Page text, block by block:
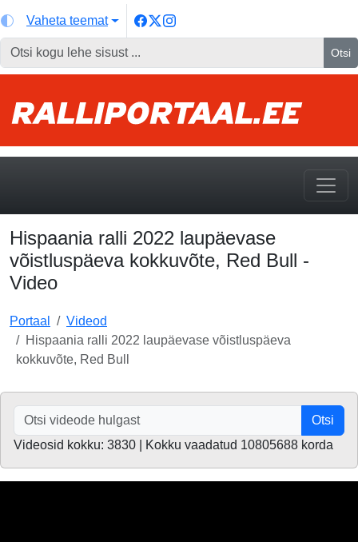
Vaheta teemat
Otsi
Hispaania ralli 2022 laupäevase
võistluspäeva kokkuvõte, Red Bull -
Video
Portaal
Videod
Hispaania ralli 2022 laupäevase võistluspäeva
kokkuvõte, Red Bull
Otsi
Videosid kokku: 3830 | Kokku vaadatud 10805688 korda